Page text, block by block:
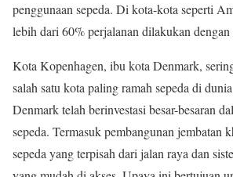
penggunaan sepeda. Di kota-kota seperti
lebih dari 60% perjalanan dilakukan dengan
Kota Kopenhagen, ibu kota Denmark,
salah satu kota paling ramah sepeda di
Denmark telah berinvestasi besar-besaran
sepeda. Termasuk pembangunan jembatan
sepeda yang terpisah dari jalan raya dan